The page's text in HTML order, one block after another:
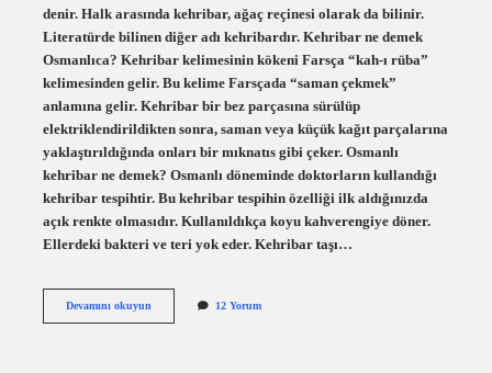
denir. Halk arasında kehribar, ağaç reçinesi olarak da bilinir.
Literatürde bilinen diğer adı kehribardır. Kehribar ne demek
Osmanlıca? Kehribar kelimesinin kökeni Farsça “kah-ı rüba”
kelimesinden gelir. Bu kelime Farsçada “saman çekmek”
anlamına gelir. Kehribar bir bez parçasına sürülüp
elektriklendirildikten sonra, saman veya küçük kağıt parçalarına
yaklaştırıldığında onları bir mıknatıs gibi çeker. Osmanlı
kehribar ne demek? Osmanlı döneminde doktorların kullandığı
kehribar tespihtir. Bu kehribar tespihin özelliği ilk aldığınızda
açık renkte olmasıdır. Kullanıldıkça koyu kahverengiye döner.
Ellerdeki bakteri ve teri yok eder. Kehribar taşı…
Devamını okuyunYunanca
12 Yorum